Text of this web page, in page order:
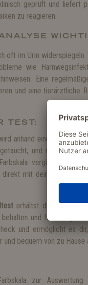
geprüft und liefert
zu reagieren.
oft im Urin
wie
Eine
und eine tierärztliche
TEST:
anhand einer Urinprobe
und nach
verglichen
mit deinem Tierarzt
erhältst du eine
und frühzeitig auf
und ermöglicht es
bequem von zu Hause
zur Auswertung